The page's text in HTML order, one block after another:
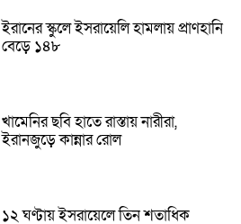
ইরানের স্কুলে ইসরায়েলি হামলায় প্রাণহানি
বেড়ে ১৪৮
খামেনির ছবি হাতে রাস্তায় নারীরা,
ইরানজুড়ে কান্নার রোল
১২ ঘণ্টায় ইসরায়েলে তিন শতাধিক